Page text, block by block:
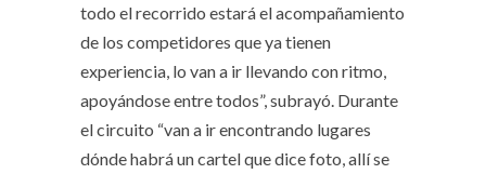
todo el recorrido estará el acompañamiento
de los competidores que ya tienen
experiencia, lo van a ir llevando con ritmo,
apoyándose entre todos”, subrayó. Durante
el circuito “van a ir encontrando lugares
dónde habrá un cartel que dice foto, allí se